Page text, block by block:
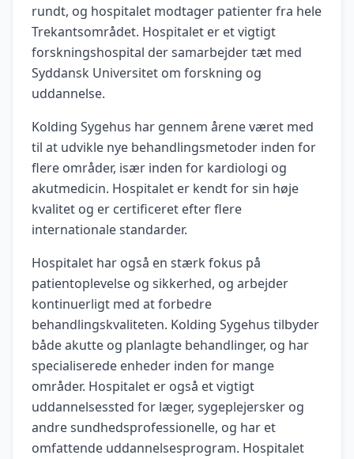
rundt, og hospitalet modtager patienter fra hele
Trekantsområdet. Hospitalet er et vigtigt
forskningshospital der samarbejder tæt med
Syddansk Universitet om forskning og
uddannelse.
Kolding Sygehus har gennem årene været med
til at udvikle nye behandlingsmetoder inden for
flere områder, især inden for kardiologi og
akutmedicin. Hospitalet er kendt for sin høje
kvalitet og er certificeret efter flere
internationale standarder.
Hospitalet har også en stærk fokus på
patientoplevelse og sikkerhed, og arbejder
kontinuerligt med at forbedre
behandlingskvaliteten. Kolding Sygehus tilbyder
både akutte og planlagte behandlinger, og har
specialiserede enheder inden for mange
områder. Hospitalet er også et vigtigt
uddannelsessted for læger, sygeplejersker og
andre sundhedsprofessionelle, og har et
omfattende uddannelsesprogram. Hospitalet